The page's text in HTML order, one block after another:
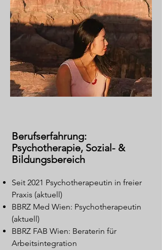
Berufserfahrung:
Psychotherapie, Sozial- &
Bildungsbereich
Seit 2021 Psychotherapeutin in freier
Praxis (aktuell)
BBRZ Med Wien: Psychotherapeutin
(aktuell)
BBRZ FAB Wien: Beraterin für
Arbeitsintegration